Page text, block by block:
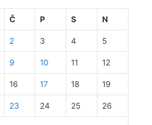
Č P S N
2 3 4 5
9 10 11 12
16 17 18 19
23 24 25 26